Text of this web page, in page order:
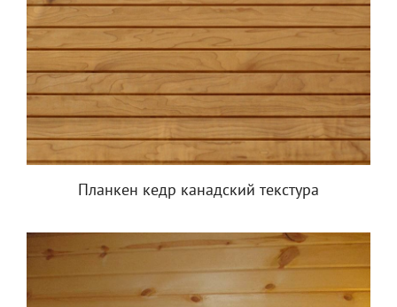
Планкен кедр канадский текстура